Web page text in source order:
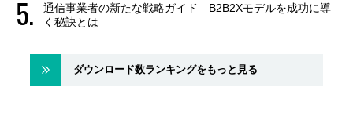
通信事業者の新たな戦略ガイド B2B2Xモデルを成功に導
く秘訣とは
ダウンロード数ランキングをもっと見る